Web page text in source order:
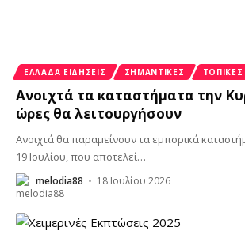
ΕΛΛΆΔΑ ΕΙΔΉΣΕΙΣ ΣΗΜΑΝΤΙΚΈΣ ΤΟΠΙΚΈΣ
Ανοιχτά τα καταστήματα την
ώρες θα λειτουργήσουν
Ανοιχτά θα παραμείνουν τα εμπορικά
19 Ιουλίου, που αποτελεί…
melodia88 18 Ιουλίου 2026